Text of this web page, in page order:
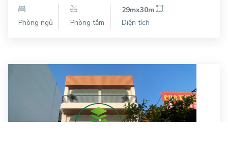
Phòng ngủ Phòng tắm
29mx30m
Diện tích